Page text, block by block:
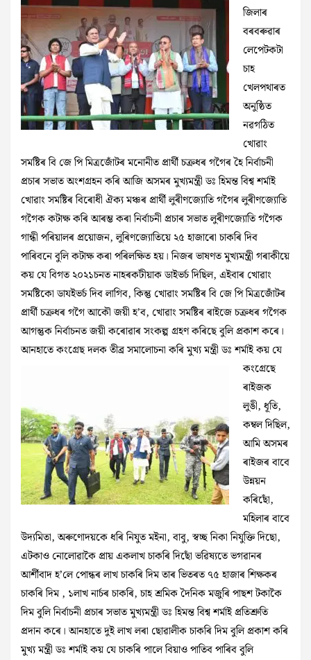
জিলাৰ
বৰবৰুৱাৰ
লেপেটকটা
চাহ
খেলপথাৰত
অনুষ্ঠিত
নৱগঠিত
খোৱাং
সমষ্টিৰ বি জে পি মিত্ৰজোঁটৰ মনোনীত প্ৰাৰ্থী চক্ৰধৰ গগৈৰ হৈ নিৰ্বাচনী
প্ৰচাৰ সভাত অংশগ্ৰহন কৰি আজি অসমৰ মুখ্যমন্ত্ৰী ডঃ হিমন্ত বিশ্ব শৰ্মাই
খোৱাং সমষ্টিৰ বিৰোধী ঐক্য মঞ্চৰ প্ৰাৰ্থী লুৰীণজ্যোতি গগৈৰ লুৰীণজ্যোতি
গগৈক কটাক্ষ কৰি আৰম্ভ কৰা নিৰ্বাচনী প্ৰচাৰ সভাত লুৰীণজ্যোতি গগৈক
গান্ধী পৰিয়ালৰ প্ৰয়োজন, লুৰিণজ্যোতিয়ে ২৫ হাজাৰো চাকৰি দিব
পাৰিবনে বুলি কটাক্ষ কৰা পৰিলক্ষিত হয়। নিজৰ ভাষণত মুখ্যমন্ত্ৰী গৰাকীয়ে
কয় যে বিগত ২০২১চনত নাহৰকটীয়াক ডাইভৰ্চ দিছিল, এইবাৰ খোৱাং
সমষ্টিকো ডাযইভৰ্চ দিব লাগিব, কিন্তু খোৱাং সমষ্টিৰ বি জে পি মিত্ৰজোঁটৰ
প্ৰাৰ্থী চক্ৰধৰ গগৈ আকৌ জয়ী হ’ব, খোৱাং সমষ্টিৰ ৰাইজে চক্ৰধৰ গগৈক
আগন্তুক নিৰ্বাচনত জয়ী কৰোৱাৰ সংকল্প গ্ৰহণ কৰিছে বুলি প্ৰকাশ কৰে।
আনহাতে কংগ্ৰেছ দলক তীব্ৰসমালোচনা কৰি মুখ্য মন্ত্ৰী ডঃ শৰ্মাই কয় যে
কংগ্ৰেছে
ৰাইজক
লুঙী, ধূতি,
কম্বল দিছিল,
আমি অসমৰ
ৰাইজৰ বাবে
উন্নয়ন
কৰিছোঁ,
মহিলাৰ বাবে
উদ্যমিতা, অৰুণোদয়কে ধৰি নিযুত মইনা, বাবু, স্বচ্ছ নিকা নিযুক্তি দিছো,
এটকাও নোলোৱাকৈ প্ৰায় একলাখ চাকৰি দিছোঁ ভৱিষ্যতে ভগৱানৰ
আৰ্শীবাদ হ’লে পোন্ধৰ লাখ চাকৰি দিম তাৰ ভিতৰত ৭৫ হাজাৰ শিক্ষকৰ
চাকৰি দিম , ১লাখ নাৰ্চৰ চাকৰি, চাহ শ্ৰমিক দৈনিক মজুৰি পাছশ টকাকৈ
দিম বুলি নিৰ্বাচনী প্ৰচাৰ সভাত মুখ্যমন্ত্ৰী ডঃ হিমন্ত বিশ্ব শৰ্মাই প্ৰতিশ্ৰুতি
প্ৰদান কৰে। আনহাতে দুই লাখ লৰা ছোৱালীক চাকৰি দিম বুলি প্ৰকাশ কৰি
মুখ্য মন্ত্ৰী ডঃ শৰ্মাই কয় যে চাকৰি পালে বিয়াও পাতিব পাৰিব বুলি